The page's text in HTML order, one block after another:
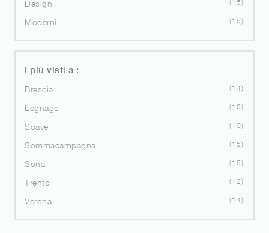
Design
15
Moderni 15
I più visti a :
Brescia
14
Legnago 10
Soave 10
Sommacampagna 15
Sona 15
Trento 12
Verona 14